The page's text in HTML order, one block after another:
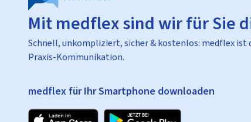
Mit medflex sind wir für Sie
Schnell, unkompliziert, sicher & kostenlos: medflex
Praxis-Kommunikation.
medflex für Ihr Smartphone downloaden